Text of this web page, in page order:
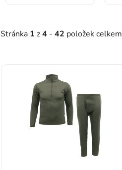
Stránka 1 z4 - 42 položek celkem